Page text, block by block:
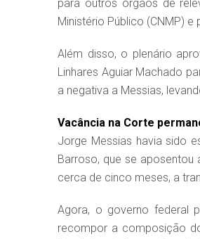
para outros órgãos de
Ministério Público (CNMP)
Além disso, o plenário
Linhares Aguiar Machado
a negativa a Messias,
Vacância na Corte
Jorge Messias havia sido
Barroso, que se
cerca de cinco meses, a
Agora, o governo federal
recompor a composição